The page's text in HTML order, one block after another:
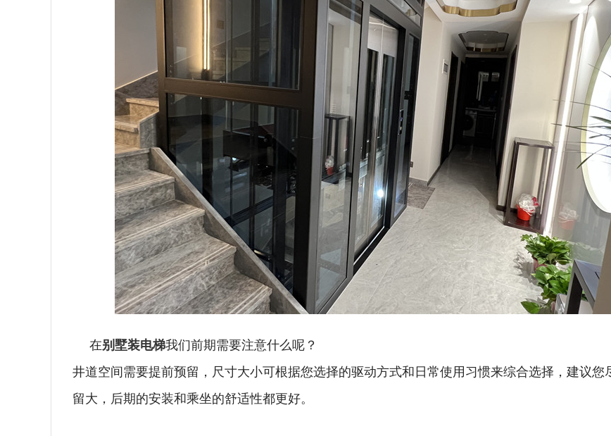
在别墅装电梯我们前期需要注意什么呢？
井道空间需要提前预留，尺寸大小可根据您选择的驱动方式和日常使用习惯来综合选择，建议您
留大，后期的安装和乘坐的舒适性都更好。